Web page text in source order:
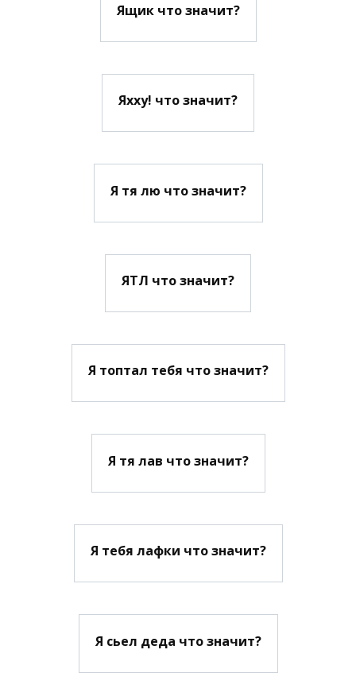
Ящик что значит?
Яхху! что значит?
Я тя лю что значит?
ЯТЛ что значит?
Я топтал тебя что значит?
Я тя лав что значит?
Я тебя лафки что значит?
Я сьел деда что значит?